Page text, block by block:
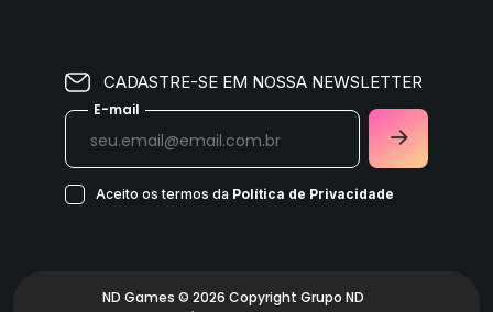
CADASTRE-SE EM NOSSA NEWSLETTER
E-mail
Aceito os termos da Política de Privacidade
ND Games © 2026 Copyright Grupo ND